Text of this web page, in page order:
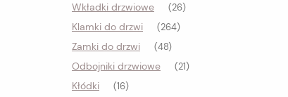
Wkładki drzwiowe (26)
Klamki do drzwi (264)
Zamki do drzwi (48)
Odbojniki drzwiowe (21)
Kłódki (16)